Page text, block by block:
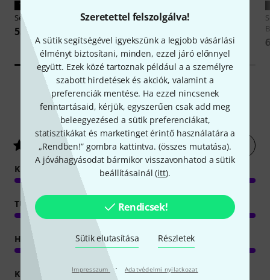
Szeretettel felszolgálva!
A sütik segítségével igyekszünk a legjobb vásárlási
élményt biztosítani, minden, ezzel járó előnnyel
együtt. Ezek közé tartoznak például a a személyre
szabott hirdetések és akciók, valamint a
preferenciák mentése. Ha ezzel nincsenek
fenntartásaid, kérjük, egyszerűen csak add meg
beleegyezésed a sütik preferenciákat,
statisztikákat és marketinget érintő használatára a
„Rendben!” gombra kattintva. (összes mutatása).
A jóváhagyásodat bármikor visszavonhatod a sütik
beállításainál (itt).
Rendicsek!
Sütik elutasítása Részletek
Impresszum · Adatvédelmi nyilatkozat
TÖKÉLETES MÉRET
Sennheiser SK-XSW-B-Band
55 000 Ft
SennheiserSKM 835-XSW-B-
83 800 Ft
2Ügyfelek értékelései
3.5/ 5 Értékelés leadása most
KEZELÉS
TULAJDONSAGOK
HANGZÁS
KIVITELEZÉS